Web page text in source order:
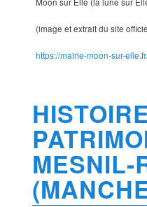
Moon sur Elle (la lune sur
(image et extrait du site
https://mairie-moon-sur-
MESNIL-